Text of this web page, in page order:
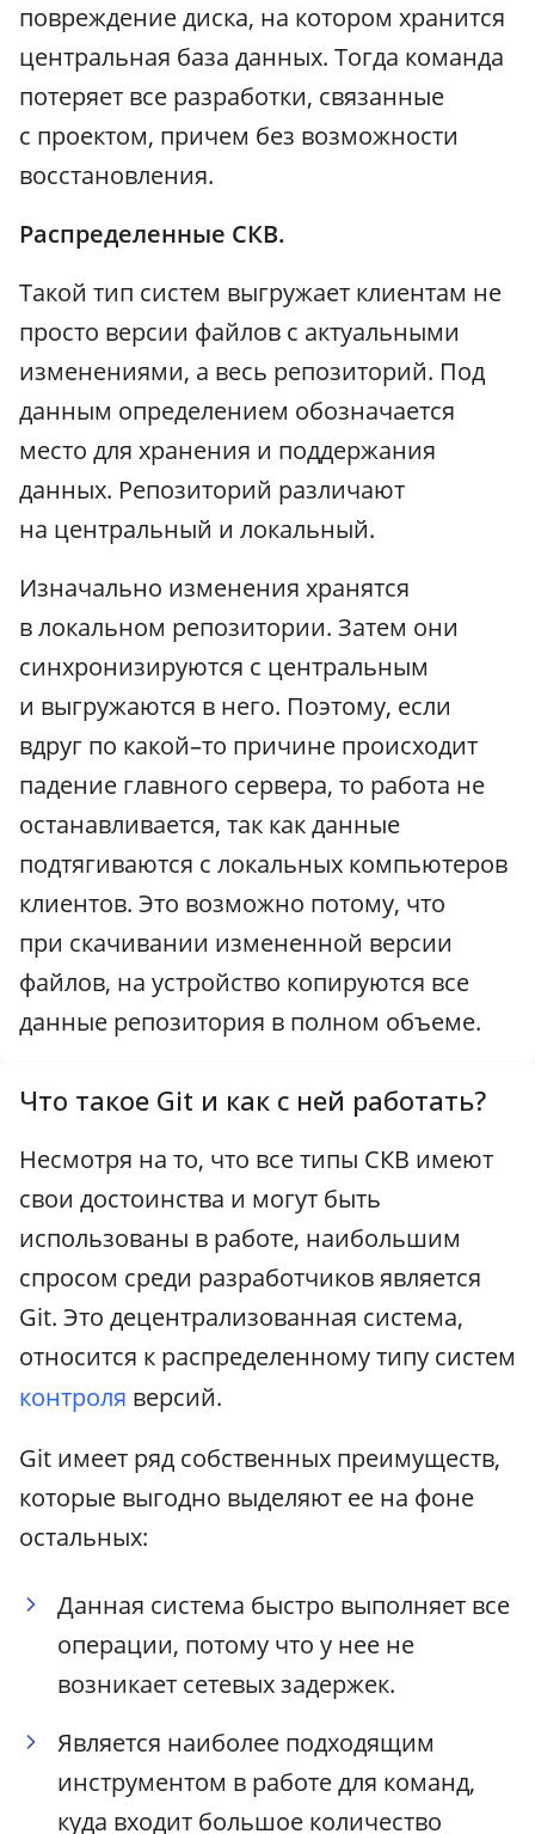
повреждение диска, на котором хранится
центральная база данных. Тогда команда
потеряет все разработки, связанные
с проектом, причем без возможности
восстановления.
Распределенные СКВ.
Такой тип систем выгружает клиентам не
просто версии файлов с актуальными
изменениями, а весь репозиторий. Под
данным определением обозначается
место для хранения и поддержания
данных. Репозиторий различают
на центральный и локальный.
Изначально изменения хранятся
в локальном репозитории. Затем они
синхронизируются с центральным
и выгружаются в него. Поэтому, если
вдруг по какой–то причине происходит
падение главного сервера, то работа не
останавливается, так как данные
подтягиваются с локальных компьютеров
клиентов. Это возможно потому, что
при скачивании измененной версии
файлов, на устройство копируются все
данные репозитория в полном объеме.
Что такое Git и как с ней работать?
Несмотря на то, что все типы СКВ имеют
свои достоинства и могут быть
использованы в работе, наибольшим
спросом среди разработчиков является
Git. Это децентрализованная система,
относится к распределенному типу систем
контроля версий.
Git имеет ряд собственных преимуществ,
которые выгодно выделяют ее на фоне
остальных:
Данная система быстро выполняет все
операции, потому что у нее не
возникает сетевых задержек.
Является наиболее подходящим
инструментом в работе для команд,
куда входит большое количество